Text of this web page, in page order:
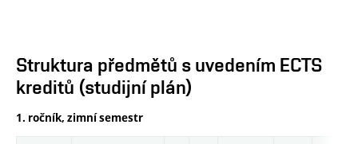
Struktura předmětů s uvedením ECTS
kreditů (studijní plán)
1. ročník, zimní semestr